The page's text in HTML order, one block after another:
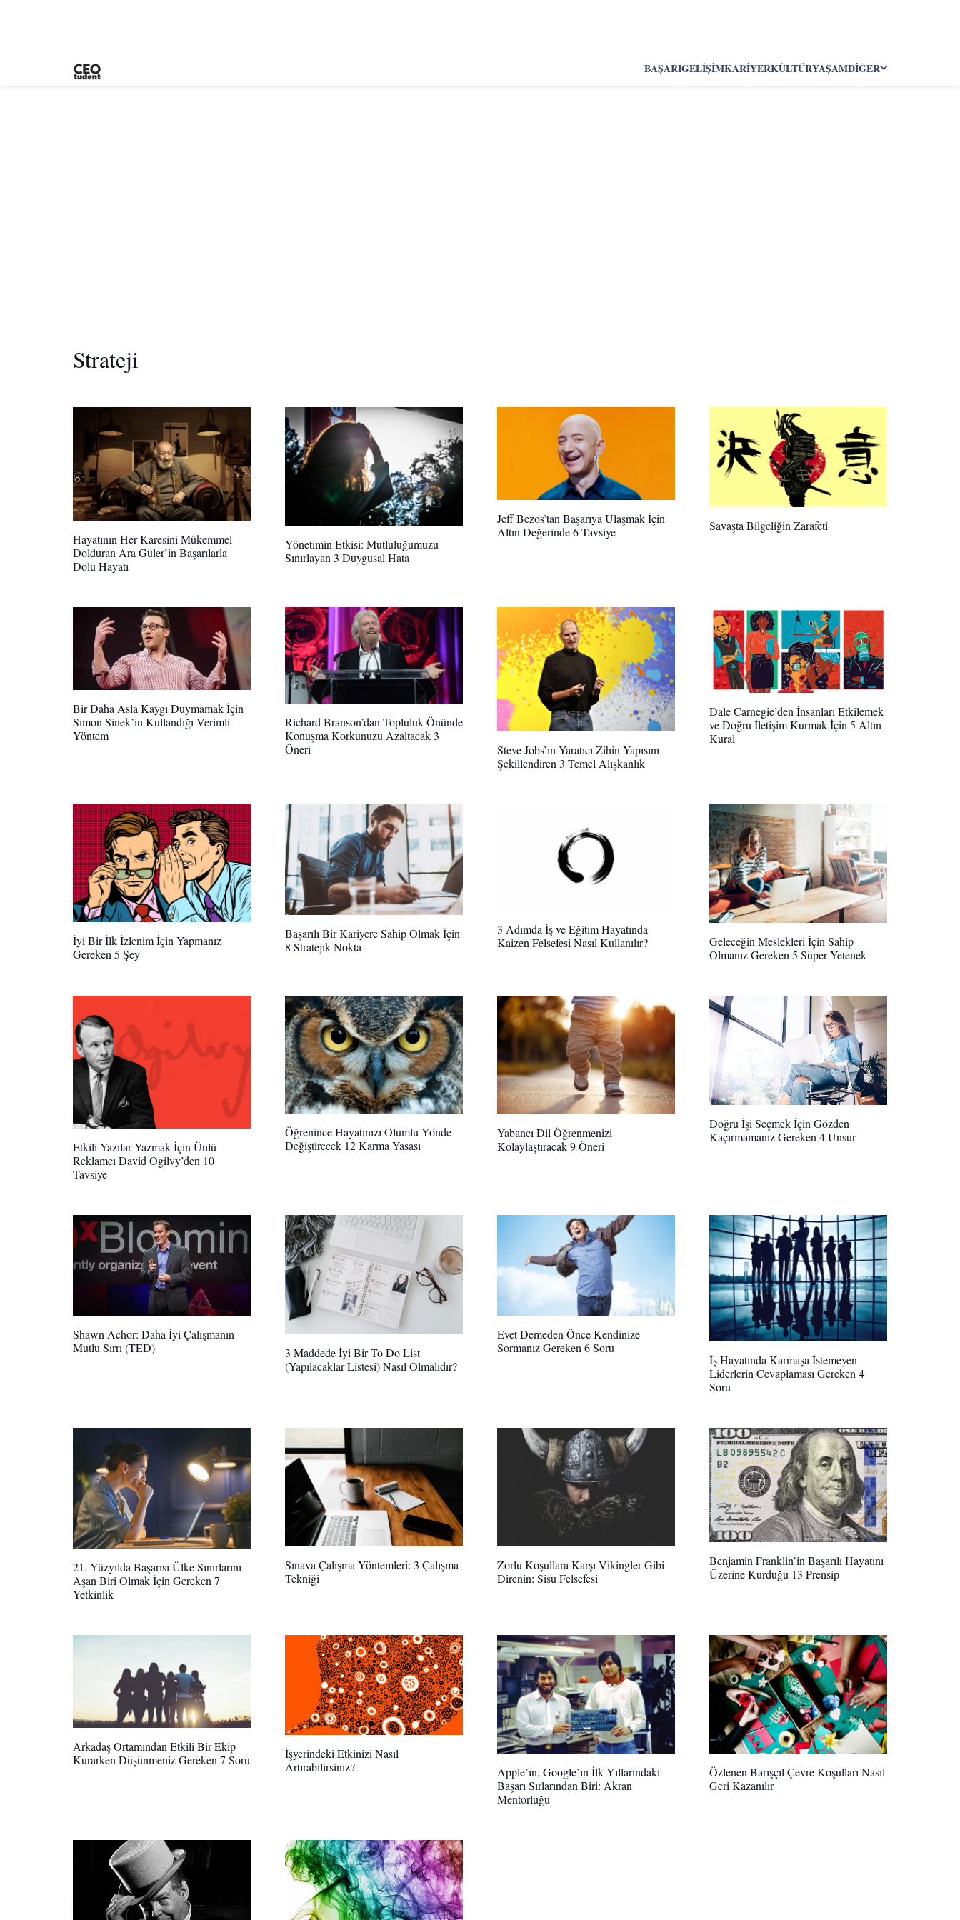
BAŞARIGELIŞIMKARIYERKÜLTÜRYAŞAMDIĞER
Strateji
Hayatının Her Karesini Mükemmel
Dolduran Ara Güler’in Başarılarla
Dolu Hayatı
Yönetimin Etkisi: Mutluluğumuzu
Sınırlayan 3 Duygusal Hata
Jeff Bezos’tan Başarıya Ulaşmak İçin
Altın Değerinde 6 Tavsiye
Savaşta Bilgeliğin Zarafeti
Bir Daha Asla Kaygı Duymamak İçin
Simon Sinek’in Kullandığı Verimli
Yöntem
Richard Branson’dan Topluluk Önünde
Konuşma Korkunuzu Azaltacak 3
Öneri
Steve Jobs’ın Yaratıcı Zihin Yapısını
Şekillendiren 3 Temel Alışkanlık
Dale Carnegie’den İnsanları Etkilemek
ve Doğru İletişim Kurmak İçin 5 Altın
Kural
İyi Bir İlk İzlenim İçin Yapmanız
Gereken 5 Şey
Başarılı Bir Kariyere Sahip Olmak İçin
8 Stratejik Nokta
3 Adımda İş ve Eğitim Hayatında
Kaizen Felsefesi Nasıl Kullanılır?
Geleceğin Meslekleri İçin Sahip
Olmanız Gereken 5 Süper Yetenek
Etkili Yazılar Yazmak İçin Ünlü
Reklamcı David Ogilvy’den 10
Tavsiye
Öğrenince Hayatınızı Olumlu Yönde
Değiştirecek 12 Karma Yasası
Yabancı Dil Öğrenmenizi
Kolaylaştıracak 9 Öneri
Doğru İşi Seçmek İçin Gözden
Kaçırmamanız Gereken 4 Unsur
Shawn Achor: Daha İyi Çalışmanın
Mutlu Sırrı (TED)
3 Maddede İyi Bir To Do List
(Yapılacaklar Listesi) Nasıl Olmalıdır?
Evet Demeden Önce Kendinize
Sormanız Gereken 6 Soru
İş Hayatında Karmaşa İstemeyen
Liderlerin Cevaplaması Gereken 4
Soru
21. Yüzyılda Başarısı Ülke Sınırlarını
Aşan Biri Olmak İçin Gereken 7
Yetkinlik
Sınava Çalışma Yöntemleri: 3 Çalışma
Tekniği
Zorlu Koşullara Karşı Vikingler Gibi
Direnin: Sisu Felsefesi
Benjamin Franklin’in Başarılı Hayatını
Üzerine Kurduğu 13 Prensip
Arkadaş Ortamından Etkili Bir Ekip
Kurarken Düşünmeniz Gereken 7 Soru
İşyerindeki Etkinizi Nasıl
Artırabilirsiniz?
Apple’ın, Google’ın İlk Yıllarındaki
Başarı Sırlarından Biri: Akran
Mentorluğu
Özlenen Barışçıl Çevre Koşulları Nasıl
Geri Kazanılır